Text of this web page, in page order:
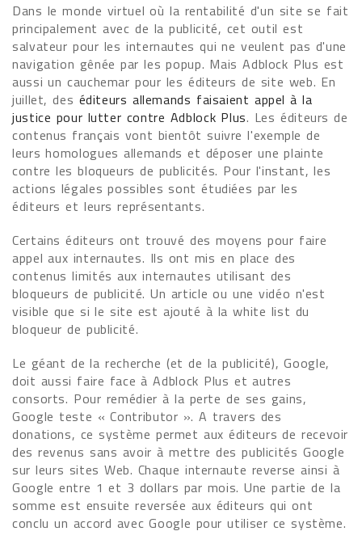
Dans le monde virtuel où la rentabilité d'un site se fait
principalement avec de la publicité, cet outil est
salvateur pour les internautes qui ne veulent pas d'une
navigation gênée par les popup. Mais Adblock Plus est
aussi un cauchemar pour les éditeurs de site web. En
juillet, des éditeurs allemands faisaient appel à la
justice pour lutter contre Adblock Plus. Les éditeurs de
contenus français vont bientôt suivre l'exemple de
leurs homologues allemands et déposer une plainte
contre les bloqueurs de publicités. Pour l'instant, les
actions légales possibles sont étudiées par les
éditeurs et leurs représentants.
Certains éditeurs ont trouvé des moyens pour faire
appel aux internautes. Ils ont mis en place des
contenus limités aux internautes utilisant des
bloqueurs de publicité. Un article ou une vidéo n'est
visible que si le site est ajouté à la white list du
bloqueur de publicité.
Le géant de la recherche (et de la publicité), Google,
doit aussi faire face à Adblock Plus et autres
consorts. Pour remédier à la perte de ses gains,
Google teste « Contributor ». A travers des
donations, ce système permet aux éditeurs de recevoir
des revenus sans avoir à mettre des publicités Google
sur leurs sites Web. Chaque internaute reverse ainsi à
Google entre 1 et 3 dollars par mois. Une partie de la
somme est ensuite reversée aux éditeurs qui ont
conclu un accord avec Google pour utiliser ce système.